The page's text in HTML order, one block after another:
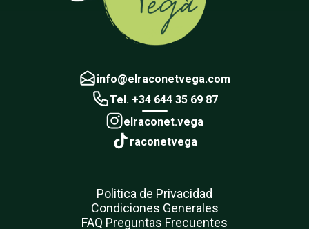
info@elraconetvega.com
Tel. +34 644 35 69 87
elraconet.vega
raconetvega
Politica de Privacidad
Condiciones Generales
FAQ Preguntas Frecuentes